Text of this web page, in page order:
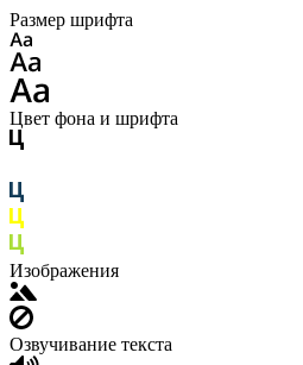
Размер шрифта
Цвет фона и шрифта
Изображения
Озвучивание текста